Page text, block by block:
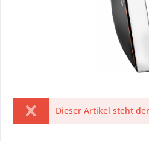
Dieser Artikel steht